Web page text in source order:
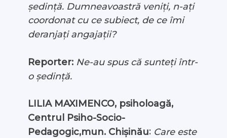
ședință. Dumneavoastră veniți, n-ați
coordonat cu ce subiect, de ce îmi
deranjați angajații?
Reporter: Ne-au spus că sunteți într-
o ședință.
LILIA MAXIMENCO, psiholoagă,
Centrul Psiho-Socio-
Pedagogic,mun. Chișinău: Care este